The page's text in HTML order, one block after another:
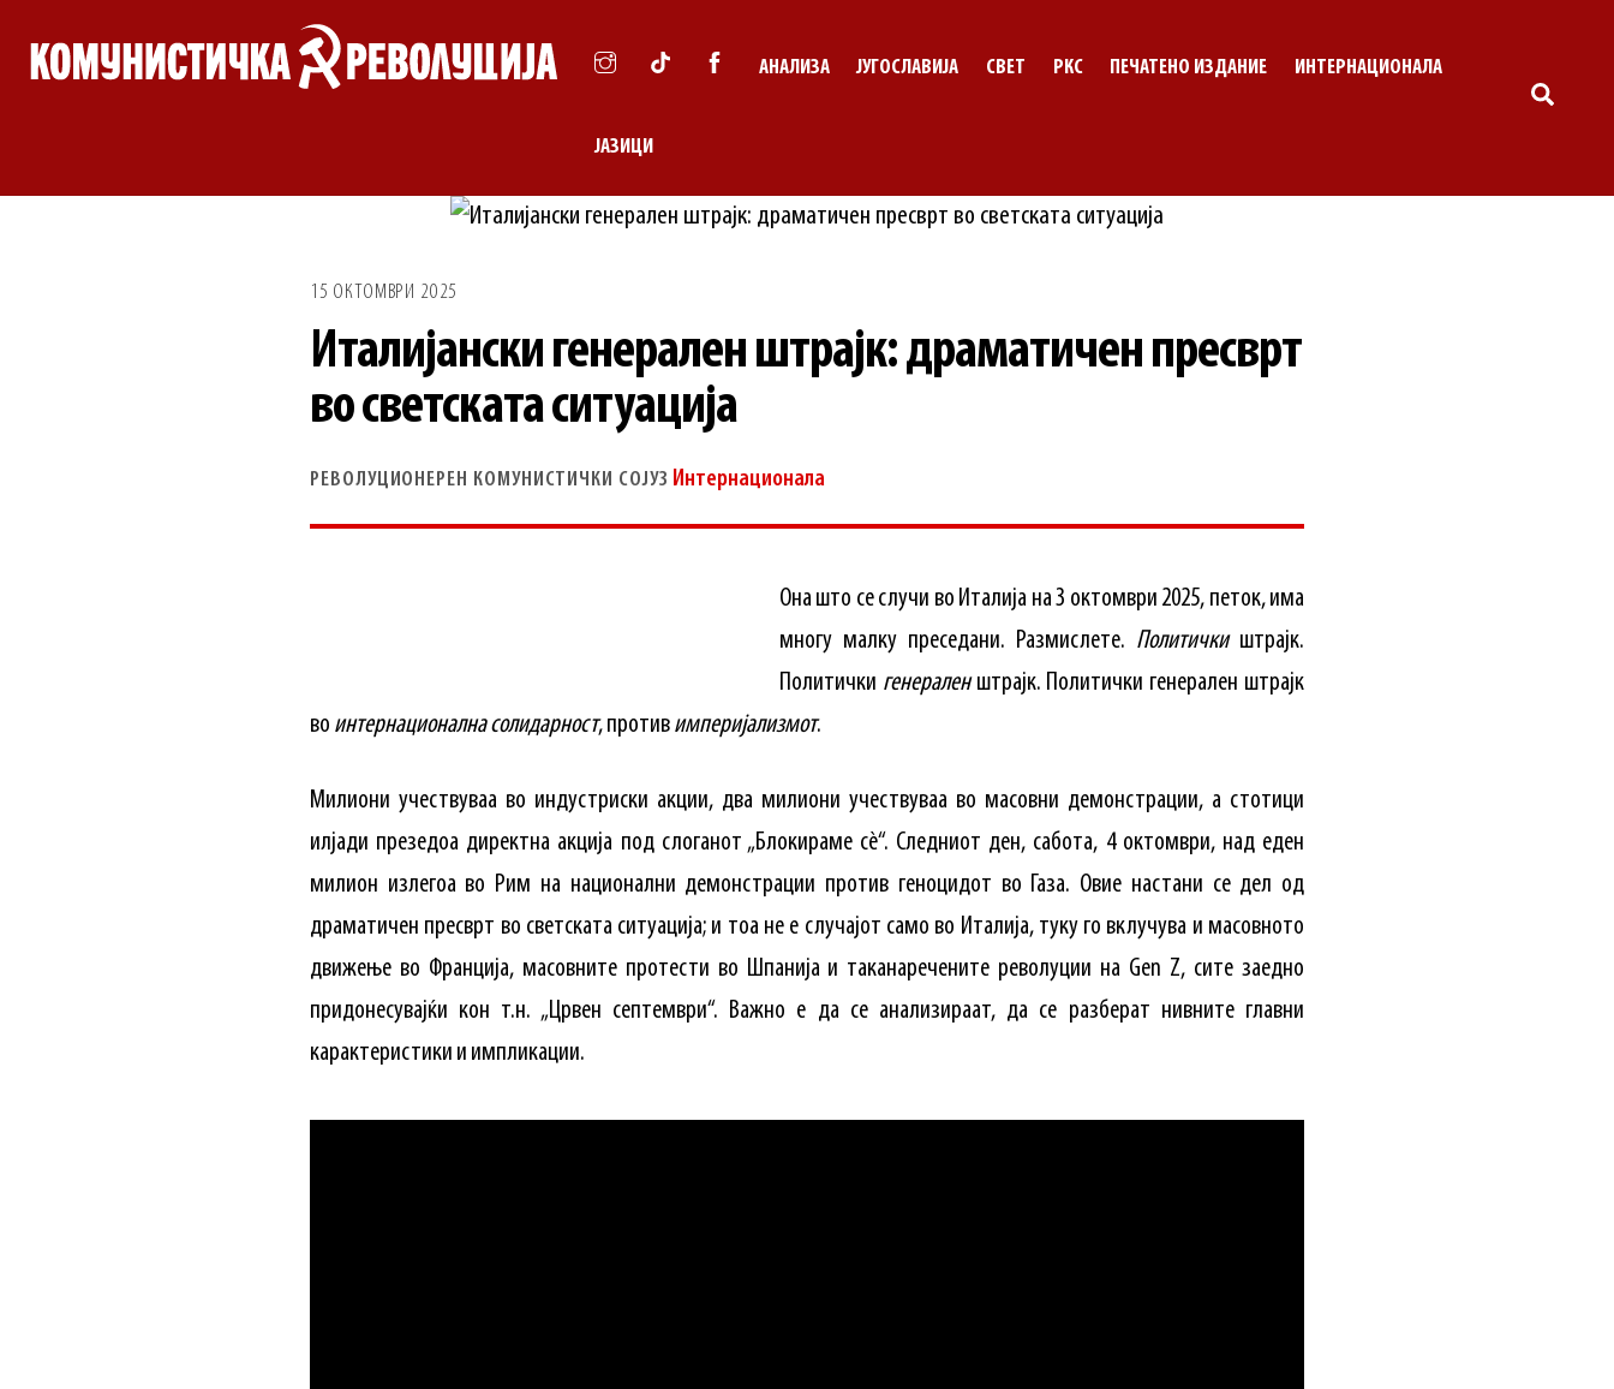
АНАЛИЗА ЈУГОСЛАВИЈА СВЕТ РКС ПЕЧАТЕНО ИЗДАНИЕ ИНТЕРНАЦИОНАЛА
ЈАЗИЦИ
15 ОКТОМВРИ 2025
Италијански генерален штрајк: драматичен пресврт
во светската ситуација
РЕВОЛУЦИОНЕРЕН КОМУНИСТИЧКИ СОЈУЗ Интернационала
Она што се случи во Италија на 3 октомври 2025, петок, има
многу малку преседани. Размислете. Политички штрајк.
Политички генераленштрајк. Политички генерален штрајк
во интернационална солидарност, противимперијализмот.
Милиони учествуваа во индустриски акции, два милиони учествуваа во масовни демонстрации, а стотици
илјади презедоа директна акција под слоганот „Блокираме сè“. Следниот ден, сабота, 4 октомври, над еден
милион излегоа во Рим на национални демонстрации против геноцидот во Газа. Овие настани се дел од
драматичен пресврт во светската ситуација; и тоа не е случајот само во Италија, туку го вклучува и масовното
движење во Франција, масовните протести во Шпанија и таканаречените револуции на Gen Z, сите заедно
придонесувајќи кон т.н. „Црвен септември“. Важно е да се анализираат, да се разберат нивните главни
карактеристики и импликации.